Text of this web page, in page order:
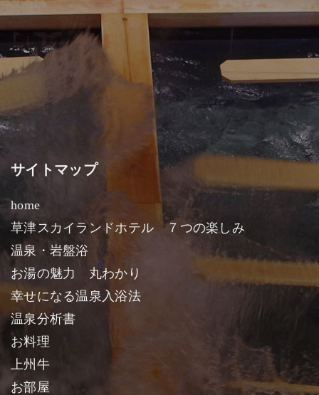
サイトマップ
home
草津スカイランドホテル ７つの楽しみ
温泉・岩盤浴
お湯の魅力 丸わかり
幸せになる温泉入浴法
温泉分析書
お料理
上州牛
お部屋